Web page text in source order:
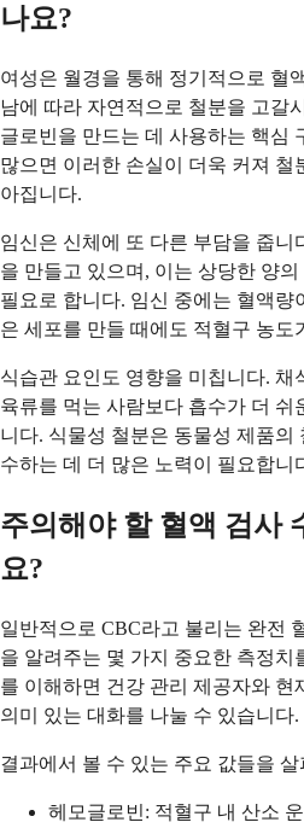
나요?
여성은 월경을 통해 정기적으로 혈
남에 따라 자연적으로 철분을 고갈
글로빈을 만드는 데 사용하는 핵심
많으면 이러한 손실이 더욱 커져 철
아집니다.
임신은 신체에 또 다른 부담을 줍니
을 만들고 있으며, 이는 상당한 양
필요로 합니다. 임신 중에는 혈액량
은 세포를 만들 때에도 적혈구 농도
식습관 요인도 영향을 미칩니다. 채
육류를 먹는 사람보다 흡수가 더 쉬
니다. 식물성 철분은 동물성 제품의
수하는 데 더 많은 노력이 필요합니
주의해야 할 혈액 검사
요?
일반적으로 CBC라고 불리는 완전
을 알려주는 몇 가지 중요한 측정치
를 이해하면 건강 관리 제공자와 현
의미 있는 대화를 나눌 수 있습니다.
결과에서 볼 수 있는 주요 값들을
헤모글로빈: 적혈구 내 산소